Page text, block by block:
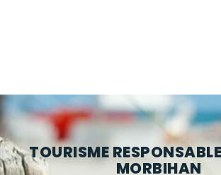
TOURISME
MORBIHAN